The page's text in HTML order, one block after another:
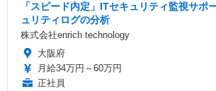
「スピード内定」ITセキュリティ監視サポ
ュリティログの分析
株式会社enrich technology
大阪府
月給34万円～60万円
正社員